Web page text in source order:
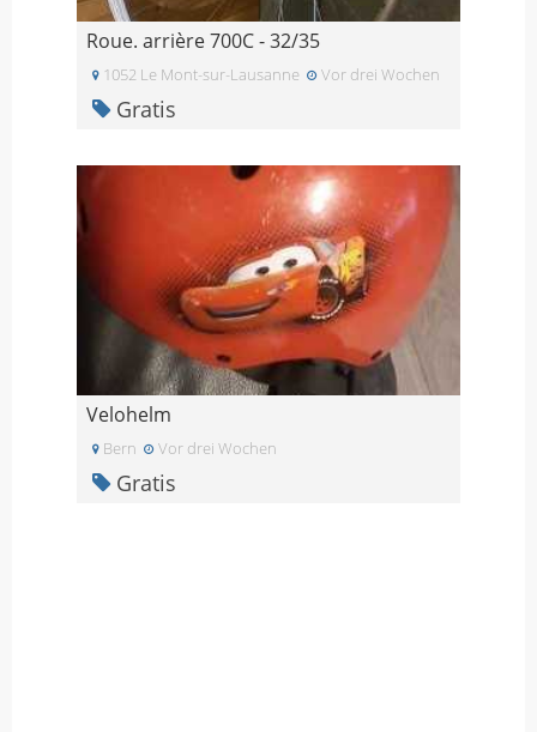
Roue. arrière 700C - 32/35
1052 Le Mont-sur-Lausanne Vor drei Wochen
Gratis
Velohelm
Bern Vor drei Wochen
Gratis